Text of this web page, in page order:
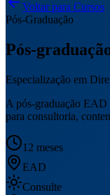
Voltar para Cursos
Pós-Graduação
Pós-
Especialização em
A pós-graduação EAD
para consultoria,
12 meses
EAD
Consulte